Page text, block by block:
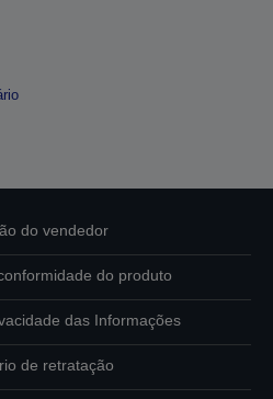
do vendedor
do produto
das Informações
de retratação